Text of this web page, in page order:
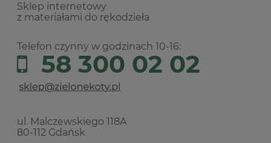
Sklep internetowy
z materiałami do rękodzieła
Telefon czynny w godzinach 10-16:
58 300 02 02
ul. Malczewskiego 118A
80-112 Gdańsk